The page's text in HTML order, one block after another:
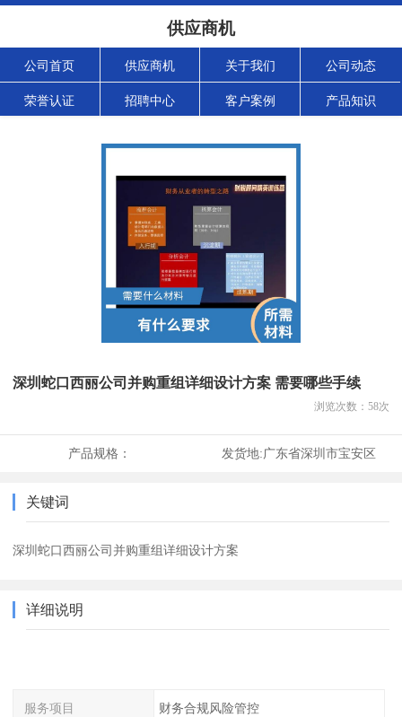
供应商机
公司首页 供应商机 关于我们 公司动态
荣誉认证 招聘中心 客户案例 产品知识
深圳蛇口西丽公司并购重组详细设计方案 需要哪些手续
浏览次数： 58次
产品规格： 发货地:广东省深圳市宝安区
关键词
深圳蛇口西丽公司并购重组详细设计方案
详细说明
服务项目 财务合规风险管控